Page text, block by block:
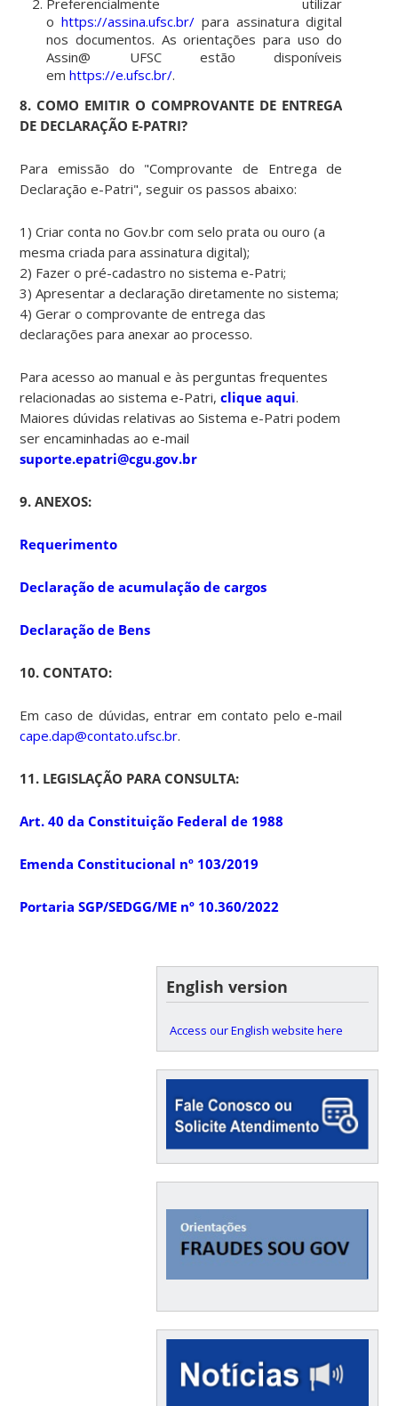
ohttps://assina.ufsc.br/ para assinatura digital
nos documentos. As orientações para uso do
Assin@ UFSC estão disponíveis
emhttps://e.ufsc.br/.
8. COMO EMITIR O COMPROVANTE DE ENTREGA
DE DECLARAÇÃO E-PATRI?
Para emissão do "Comprovante de Entrega de
Declaração e-Patri", seguir os passos abaixo:
1) Criar conta no Gov.br com selo prata ou ouro (a
mesma criada para assinatura digital);
2) Fazer o pré-cadastro no sistema e-Patri;
3) Apresentar a declaração diretamente no sistema;
4) Gerar o comprovante de entrega das
declarações para anexar ao processo.
Para acesso ao manual e às perguntas frequentes
relacionadas ao sistema e-Patri,clique aqui.
Maiores dúvidas relativas ao Sistema e-Patri podem
ser encaminhadas ao e-mail
suporte.epatri@cgu.gov.br
9. ANEXOS:
Requerimento
Declaração de acumulação de cargos
Declaração de Bens
10. CONTATO:
Em caso de dúvidas, entrar em contato pelo e-mail
cape.dap@contato.ufsc.br.
11. LEGISLAÇÃO PARA CONSULTA:
Art. 40 da Constituição Federal de 1988
Emenda Constitucional nº 103/2019
Portaria SGP/SEDGG/ME nº 10.360/2022
English version
Access our English website here